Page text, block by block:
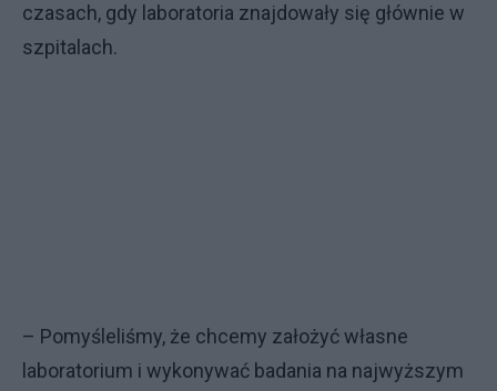
czasach, gdy laboratoria znajdowały się głównie w
szpitalach.
– Pomyśleliśmy, że chcemy założyć własne
laboratorium i wykonywać badania na najwyższym